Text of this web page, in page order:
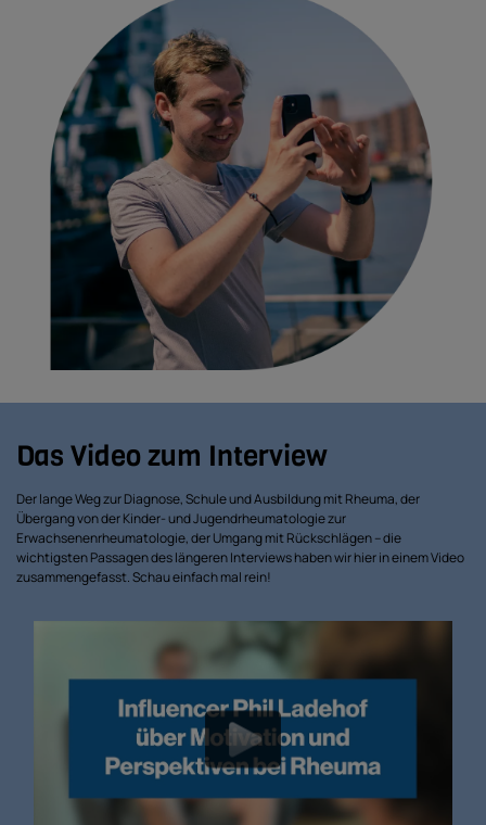
Das Video zum Interview
Der lange Weg zur Diagnose, Schule und Ausbildung mit Rheuma, der
Übergang von der Kinder- und Jugendrheumatologie zur
Erwachsenenrheumatologie, der Umgang mit Rückschlägen – die
wichtigsten Passagen des längeren Interviews haben wir hier in einem Video
zusammengefasst. Schau einfach mal rein!